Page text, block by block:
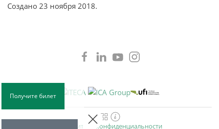
Создано 23 ноября 2018.
Получите билет
Политика конфиденциальности